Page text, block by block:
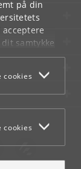
på din
samtykke
i
cookies
cookies